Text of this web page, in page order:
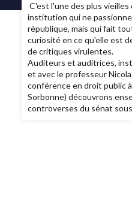
C'est l'une des plus
institution qui ne
république, mais qui fait
curiosité en ce qu'elle est
de critiques virulentes.
Auditeurs et auditrices,
et avec le professeur
conférence en droit public
Sorbonne) découvrons
controverses du sénat